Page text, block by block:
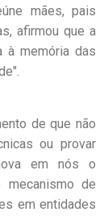
mães, pais
afirmou que a
à memória das
de que não
ou provar
em nós o
de
em entidades